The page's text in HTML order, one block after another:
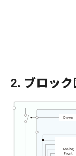
2. ブロック
Driver
Analog
Front